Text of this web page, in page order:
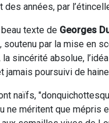
des années, par
beau texte de Georges
soutenu par la mise en
la sincérité absolue,
jamais poursuivi de
naïfs,
ne méritent que